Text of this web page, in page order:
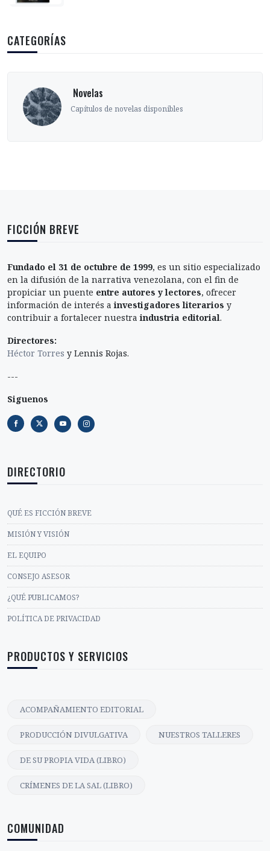
CATEGORÍAS
‎ Novelas
Capítulos de novelas disponibles
FICCIÓN BREVE
Fundado el 31 de octubre de 1999, es un sitio especializado
en la difusión de la narrativa venezolana, con el fin de
propiciar un puente entre autores y lectores, ofrecer
información de interés ainvestigadores literarios y
contribuir a fortalecer nuestraindustria editorial.
Directores:
Héctor Torres y Lennis Rojas.
---
Siguenos
DIRECTORIO
QUÉ ES FICCIÓN BREVE
MISIÓN Y VISIÓN
EL EQUIPO
CONSEJO ASESOR
¿QUÉ PUBLICAMOS?
POLÍTICA DE PRIVACIDAD
PRODUCTOS Y SERVICIOS
ACOMPAÑAMIENTO EDITORIAL
PRODUCCIÓN DIVULGATIVA NUESTROS TALLERES
DE SU PROPIA VIDA (LIBRO)
CRÍMENES DE LA SAL (LIBRO)
COMUNIDAD